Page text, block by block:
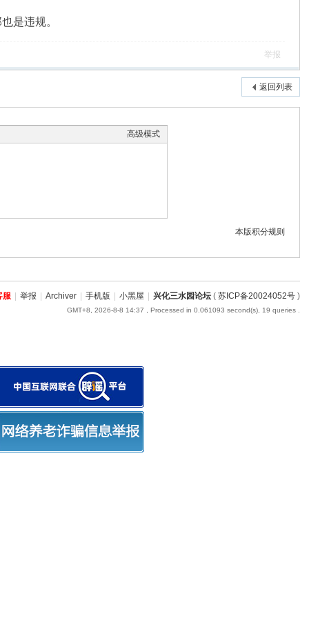
是违规。
举报
返回列表
高级模式
本版积分规则
服 | 举报 | Archiver | 手机版 | 小黑屋 | 兴化三水园论坛( 苏ICP备20024052号)
GMT+8, 2026-8-8 14:37 , Processed in 0.061093 second(s), 19 queries .